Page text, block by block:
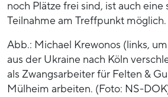
noch Plätze frei sind, ist auch eine
Teilnahme am Treffpunkt möglich.
Abb.: Michael Krewonos (links, um
aus der Ukraine nach Köln
als Zwangsarbeiter für Felten &
Mülheim arbeiten. (Foto: NS-